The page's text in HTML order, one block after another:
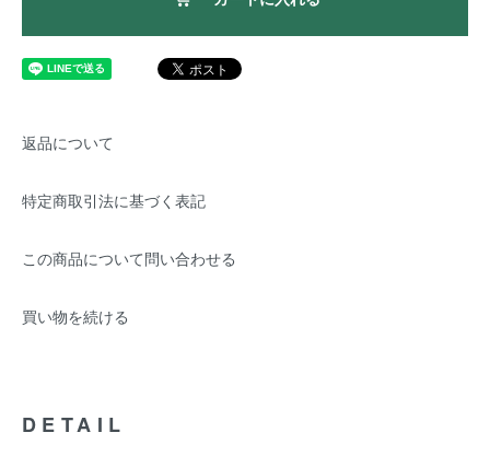
返品について
特定商取引法に基づく表記
この商品について問い合わせる
買い物を続ける
DETAIL